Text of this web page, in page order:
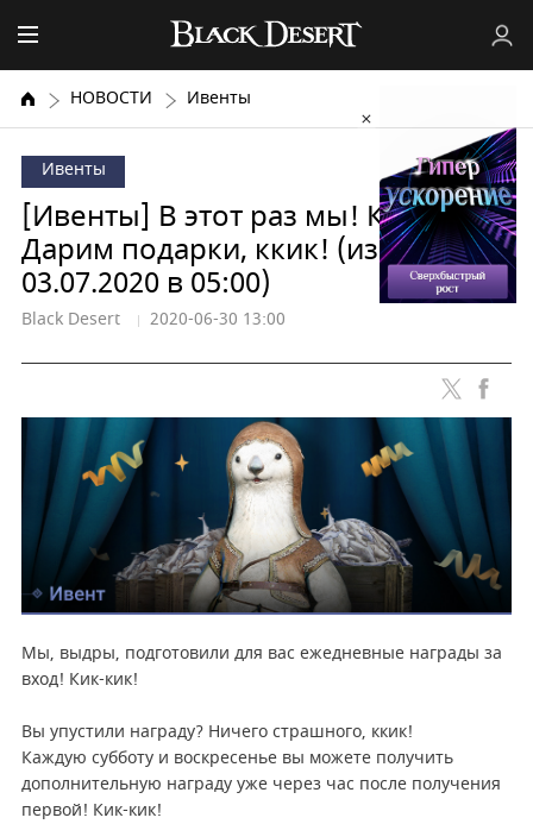
НОВОСТИ Ивенты
Ивенты
[Ивенты] В этот раз мы! Кик!
Дарим подарки, ккик! (изменено
03.07.2020 в 05:00)
Black Desert 2020-06-30 13:00
Мы, выдры, подготовили для вас ежедневные награды за
вход! Кик-кик!
Вы упустили награду? Ничего страшного, ккик!
Каждую субботу и воскресенье вы можете получить
дополнительную награду уже через час после получения
первой! Кик-кик!